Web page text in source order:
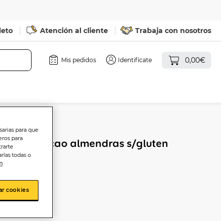
Atención al cliente Trabaja con nosotros
Mis pedidos Identifícate 0,00€
de cacao almendras s/gluten
para que
para
todas o
cookies